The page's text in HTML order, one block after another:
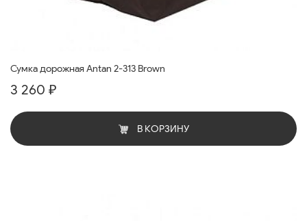
Сумка дорожная Antan 2-313 Brown
3 260 ₽
В КОРЗИНУ